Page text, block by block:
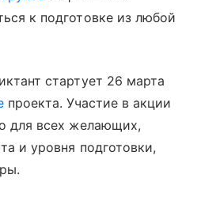
к подготовке из любой
стартует 26 марта
проекта. Участие в акции
для всех желающих,
и уровня подготовки,